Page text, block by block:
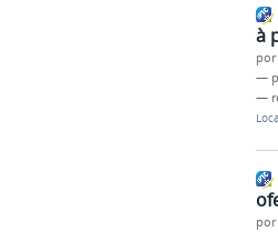
à
por
—
—
por